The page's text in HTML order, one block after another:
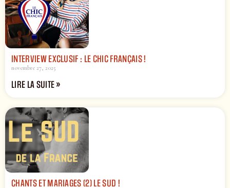
INTERVIEW EXCLUSIF : LE CHIC FRANÇAIS !
novembre 27, 2025
LIRE LA SUITE »
CHANTS ET MARIAGES (2) LE SUD !